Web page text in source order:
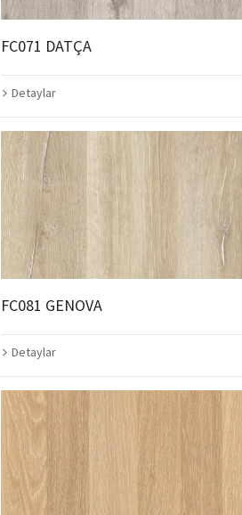
FC071 DATÇA
Detaylar
FC081 GENOVA
Detaylar